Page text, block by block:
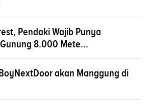
Pendaki Wajib Punya
8.000 Mete...
akan Manggung di